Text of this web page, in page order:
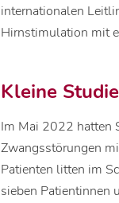
internationalen
Hirnstimulation mit
Kleine
Im Mai 2022 hatten
Zwangsstörungen
Patienten litten im
sieben Patientinnen